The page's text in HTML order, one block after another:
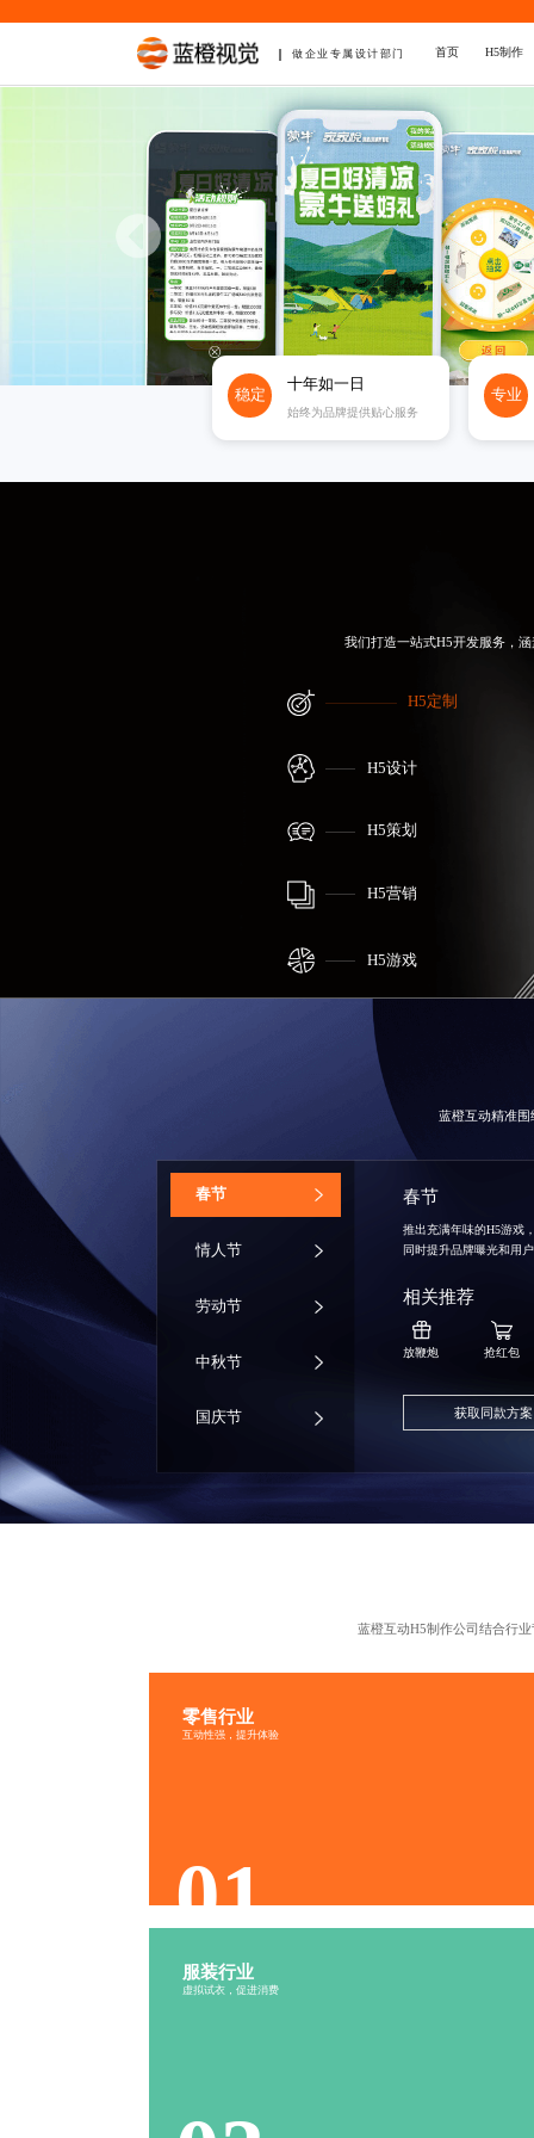
做企业专属设计部门 首页 H5制作
稳定
十年如一日
始终为品牌提供贴心服务
专业
我们打造一站式H5开发服务，
H5定制
H5设计
H5策划
H5营销
H5游戏
蓝橙互动精准
‌春节
情人节
劳动节
中秋节
国庆节
春节
推出充满年味的H5游戏
同时提升品牌曝光和用
相关推荐
放鞭炮 抢红包
获取同款方案
蓝橙互动H5制作公司结合行
零售行业
互动性强，提升体验
01
服装行业
虚拟试衣，促进消费